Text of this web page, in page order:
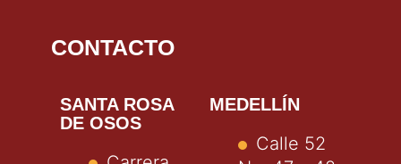
CONTACTO
SANTA ROSA
DE OSOS
MEDELLÍN
Calle 52